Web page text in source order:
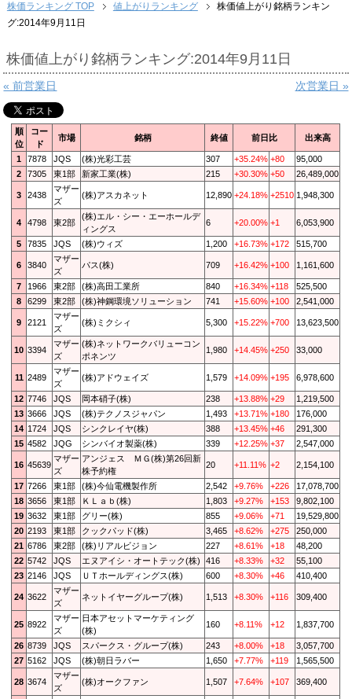
株価ランキング TOP 値上がりランキング
株価値上がり銘柄ランキン
グ:2014年9月11日
株価値上がり銘柄ランキング:2014年9月11日
« 前営業日 次営業日 »
順
位
コー
ド
市場 銘柄 終値 前日比 出来高
1 7878 JQS (株)光彩工芸 307 +35.24% +80
95,000
2
7305 東1部 新家工業(株) 215 +30.30% +50 26,489,000
3 2438
マザー
ズ
(株)アスカネット 12,890 +24.18% +2510 1,948,300
4 4798 東2部
(株)エル・シー・エーホールデ
ィングス
6 +20.00% +1 6,053,900
5 7835 JQS (株)ウィズ 1,200 +16.73% +172 515,700
6 3840
マザー
ズ
パス(株) 709 +16.42% +100 1,161,600
7 1966 東2部 (株)高田工業所 840 +16.34% +118
525,500
8
6299 東2部 (株)神鋼環境ソリューション 741 +15.60% +100 2,541,000
9 2121
マザー
ズ
(株)ミクシィ 5,300 +15.22% +700 13,623,500
10 3394
マザー
ズ
(株)ネットワークバリューコン
ポネンツ
1,980 +14.45% +250 33,000
11 2489
マザー
ズ
(株)アドウェイズ 1,579 +14.09% +195 6,978,600
12 7746 JQS 岡本硝子(株) 238 +13.88% +29
1,219,500
13 3666 JQS (株)テクノスジャパン 1,493 +13.71% +180
176,000
14 1724 JQS シンクレイヤ(株) 388 +13.45% +46
291,300
15 4582 JQG シンバイオ製薬(株) 339 +12.25% +37 2,547,000
16 45639
マザー
ズ
アンジェス ＭＧ(株)第26回新
株予約権
20 +11.11% +2 2,154,100
17 7266 東1部 (株)今仙電機製作所 2,542 +9.76% +226
17,078,700
18 3656 東1部 ＫＬａｂ(株) 1,803 +9.27% +153
9,802,100
19 3632 東1部 グリー(株) 855 +9.06% +71
19,529,800
20 2193 東1部 クックパッド(株) 3,465 +8.62% +275
250,000
21 6786 東2部 (株)リアルビジョン 227 +8.61% +18
48,200
22 5742 JQS エヌアイシ・オートテック(株) 416 +8.33% +32
55,100
23 2146 JQS ＵＴホールディングス(株) 600 +8.30% +46 410,400
24 3622
マザー
ズ
ネットイヤーグループ(株) 1,513 +8.30% +116 309,400
25 8922
マザー
ズ
日本アセットマーケティング
(株)
160 +8.11% +12 1,837,700
26 8739 JQS スパークス・グループ(株) 243 +8.00% +18
3,057,700
27 5162 JQS (株)朝日ラバー 1,650 +7.77% +119 1,565,500
28 3674
マザー
ズ
(株)オークファン 1,507 +7.64% +107 369,400